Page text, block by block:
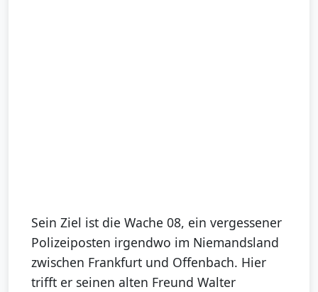
Sein Ziel ist die Wache 08, ein vergessener
Polizeiposten irgendwo im Niemandsland
zwischen Frankfurt und Offenbach. Hier
trifft er seinen alten Freund Walter